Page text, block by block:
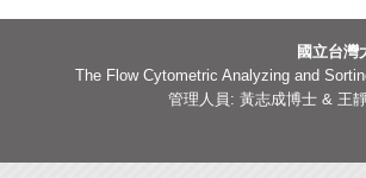
國立台灣
The Flow Cytometric Analyzing and
管理人員: 黃志成博士 & 王